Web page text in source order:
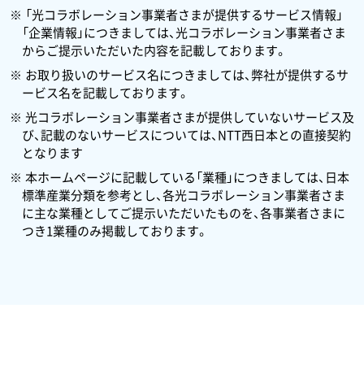
「光コラボレーション事業者さまが提供するサービス情報」
「企業情報」につきましては、光コラボレーション事業者さま
からご提示いただいた内容を記載しております。
お取り扱いのサービス名につきましては、弊社が提供するサ
ービス名を記載しております。
光コラボレーション事業者さまが提供していないサービス及
び、記載のないサービスについては、NTT西日本との直接契約
となります
本ホームページに記載している「業種」につきましては、日本
標準産業分類を参考とし、各光コラボレーション事業者さま
に主な業種としてご提示いただいたものを、各事業者さまに
つき1業種のみ掲載しております。